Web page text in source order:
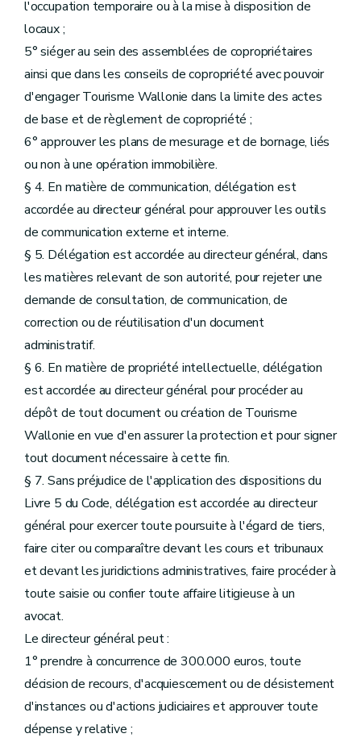
l'occupation temporaire ou à la mise à disposition de
locaux ;
5° siéger au sein des assemblées de copropriétaires
ainsi que dans les conseils de copropriété avec pouvoir
d'engager Tourisme Wallonie dans la limite des actes
de base et de règlement de copropriété ;
6° approuver les plans de mesurage et de bornage, liés
ou non à une opération immobilière.
§ 4. En matière de communication, délégation est
accordée au directeur général pour approuver les outils
de communication externe et interne.
§ 5. Délégation est accordée au directeur général, dans
les matières relevant de son autorité, pour rejeter une
demande de consultation, de communication, de
correction ou de réutilisation d'un document
administratif.
§ 6. En matière de propriété intellectuelle, délégation
est accordée au directeur général pour procéder au
dépôt de tout document ou création de Tourisme
Wallonie en vue d'en assurer la protection et pour signer
tout document nécessaire à cette fin.
§ 7. Sans préjudice de l'application des dispositions du
Livre 5 du Code, délégation est accordée au directeur
général pour exercer toute poursuite à l'égard de tiers,
faire citer ou comparaître devant les cours et tribunaux
et devant les juridictions administratives, faire procéder à
toute saisie ou confier toute affaire litigieuse à un
avocat.
Le directeur général peut :
1° prendre à concurrence de 300.000 euros, toute
décision de recours, d'acquiescement ou de désistement
d'instances ou d'actions judiciaires et approuver toute
dépense y relative ;